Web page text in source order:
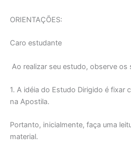
ORIENTAÇÕES:
Caro estudante
Ao realizar seu estudo, observe os
1. A idéia do Estudo Dirigido é fixar
na Apostila.
Portanto, inicialmente, faça uma
material.